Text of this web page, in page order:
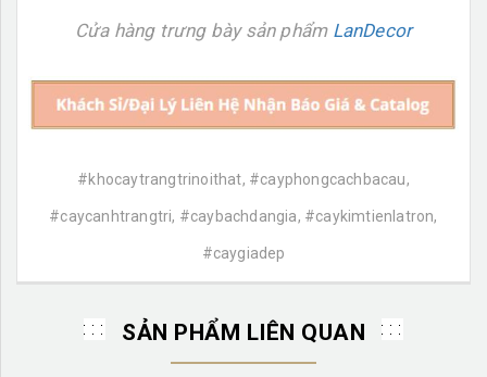
Cửa hàng trưng bày sản phẩm LanDecor
#khocaytrangtrinoithat, #cayphongcachbacau,
#caycanhtrangtri, #caybachdangia, #caykimtienlatron,
#caygiadep
SẢN PHẨM LIÊN QUAN